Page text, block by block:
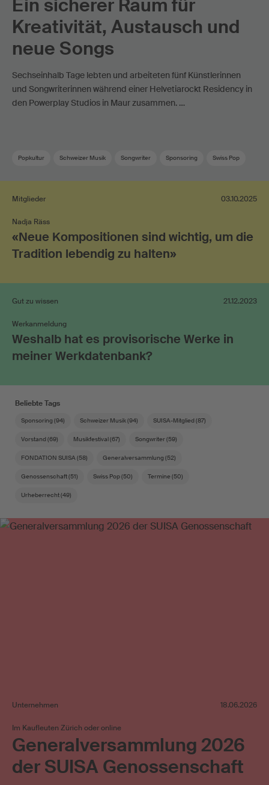
Ein sicherer Raum für
Kreativität, Austausch und
neue Songs
Sechseinhalb Tage lebten und arbeiteten fünf Künstlerinnen
und Songwriterinnen während einer Helvetiarockt Residency in
den Powerplay Studios in Maur zusammen. …
Popkultur Schweizer Musik Songwriter Sponsoring Swiss Pop
Mitglieder 03.10.2025
Nadja Räss
«Neue Kompositionen sind wichtig, um die
Tradition lebendig zu halten»
Gut zu wissen 21.12.2023
Werkanmeldung
Weshalb hat es provisorische Werke in
meiner Werkdatenbank?
Beliebte Tags
Sponsoring (94) Schweizer Musik (94) SUISA-Mitglied (87)
Vorstand (69) Musikfestival (67) Songwriter (59)
FONDATION SUISA (58) Generalversammlung (52)
Genossenschaft (51) Swiss Pop (50) Termine (50)
Urheberrecht (49)
Unternehmen 18.06.2026
Im Kaufleuten Zürich oder online
Generalversammlung 2026
der SUISA Genossenschaft